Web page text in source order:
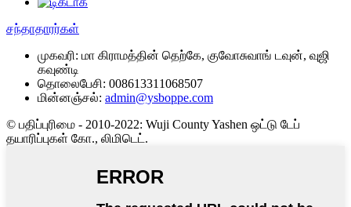
சந்தாதாரர்கள்
முகவரி: மா கிராமத்தின் தெற்கே, குவோசுவாங் டவுன், வுஜி
கவுண்டி
தொலைபேசி: 008613311068507
மின்னஞ்சல்: admin@ysboppe.com
© பதிப்புரிமை - 2010-2022: Wuji County Yashen ஒட்டு டேப்
தயாரிப்புகள் கோ., லிமிடெட்.